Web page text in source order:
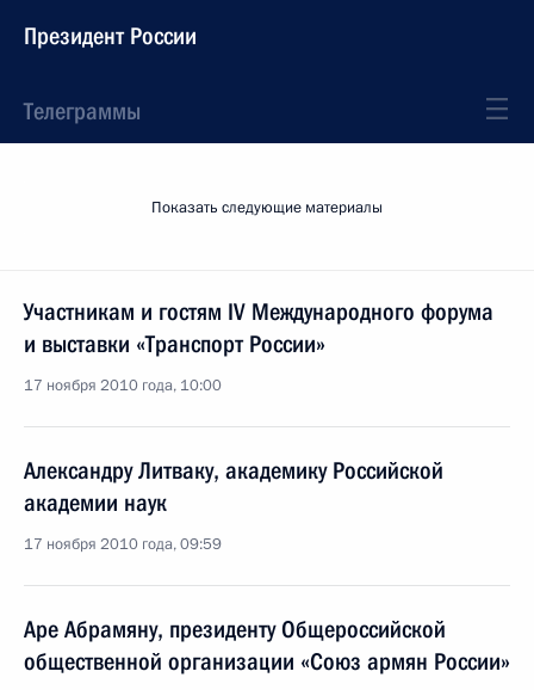
Президент России
Телеграммы
Показать следующие материалы
Участникам и гостям IV Международного форума
и выставки «Транспорт России»
17 ноября 2010 года, 10:00
Александру Литваку, академику Российской
академии наук
17 ноября 2010 года, 09:59
Аре Абрамяну, президенту Общероссийской
общественной организации «Союз армян России»